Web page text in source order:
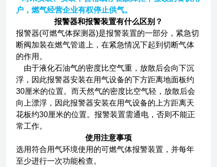
户，燃气经营企业有权停止供气。
报警器和报警装置有什么区别？
报警器(可燃气体探测器)是报警装置的一部分，紧急切
断阀加装在燃气管道上，在紧急情况下起到切断气体
的作用。
由于液化石油气的密度比空气重，放散后会向下沉
浮，因此报警器安装在用气设备的下方距离地面板约
30厘米的位置。而天然气的密度比空气轻，放散后会
向上漂浮，因此报警器安装在用气设备的上方距离天
花板约30厘米的位置。报警装置需通电，否则不能正
常工作。
使用注意事项
选用符合用气环境使用的可燃气体报警装置，并每年
至少进行一次功能检查。